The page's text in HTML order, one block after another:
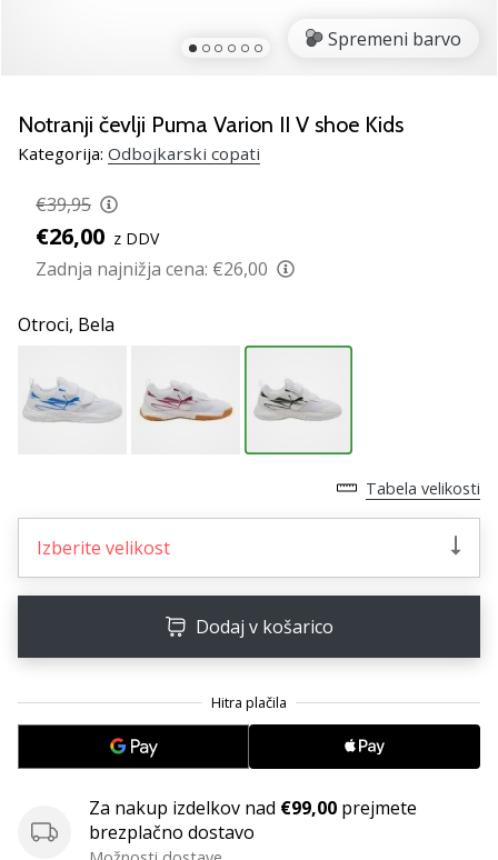
mi?
Pridruži
nam
kot
brend
ambasador/ka.
•
2 min. branja
Imate
svojo
stran,
Facebook
forum?
Pridružite
Spremeni barvo
Notranji čevlji Puma Varion II V shoe Kids
Kategorija: Odbojkarski copati
€39,95
€26,00 z DDV
Zadnja najnižja cena: €26,00
Otroci, Bela
Tabela velikosti
Izberite velikost
Dodaj v košarico
Za nakup izdelkov nad €99,00 prejmete
brezplačno dostavo